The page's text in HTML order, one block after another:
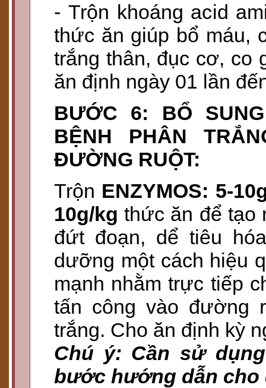
- Trộn khoáng acid
thức ăn giúp bổ máu,
trắng thân, đục cơ, co
ăn định ngày 01 lần
BƯỚC 6: BỔ
BỆNH PHÂN
ĐƯỜNG RUỘT:
Trộn ENZYMOS: 5-
10g/kg thức ăn để tạo
đứt đoạn, dể tiêu
dưỡng một cách hiệu
mạnh nhằm trực tiếp
tấn công vào đường
trắng. Cho ăn định kỳ
Chú ý: Cần sử
bước hướng dẫn cho